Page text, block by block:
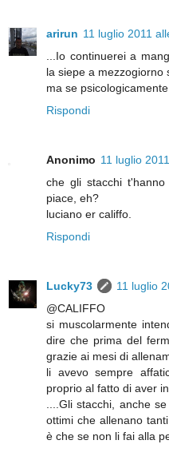
arirun 11 luglio 2011
...Io continuerei a
la siepe a mezzogiorno
ma se
Rispondi
Anonimo 11 luglio
che gli stacchi
piace, eh?
luciano er califfo.
Rispondi
Lucky73
11 luglio
@CALIFFO
si muscolarmente
dire che prima del
grazie ai mesi di
li avevo sempre
proprio al fatto di aver
....Gli stacchi, anche
ottimi che allenano
è che se non li fai alla